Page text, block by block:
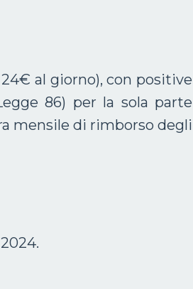
al giorno), con positive
86) per la sola parte
mensile di rimborso degli